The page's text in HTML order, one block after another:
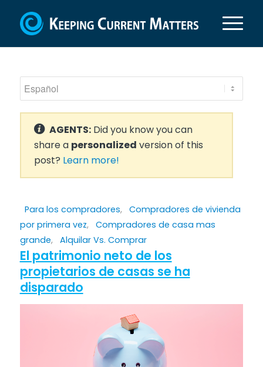
AGENTS:Did you know you can
share a personalized version of this
post? Learn more!
Para los compradores, Compradores de vivienda
por primera vez, Compradores de casa mas
grande, Alquilar Vs. Comprar
El patrimonio neto de los
propietarios de casas se ha
disparado